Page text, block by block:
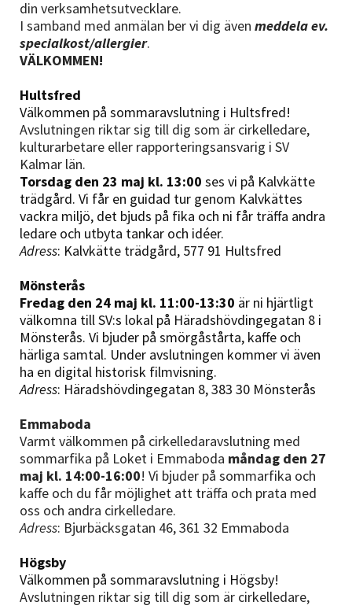
din verksamhetsutvecklare.
I samband med anmälan ber vi dig även meddela ev.
specialkost/allergier.
VÄLKOMMEN!
Hultsfred
Välkommen på sommaravslutning i Hultsfred!
Avslutningen riktar sig till dig som är cirkelledare,
kulturarbetare eller rapporteringsansvarig i SV
Kalmar län.
Torsdag den 23 maj kl. 13:00 ses vi på Kalvkätte
trädgård. Vi får en guidad tur genom Kalvkättes
vackra miljö, det bjuds på fika och ni får träffa andra
ledare och utbyta tankar och idéer.
Adress: Kalvkätte trädgård, 577 91 Hultsfred
Mönsterås
Fredag den 24 maj kl. 11:00-13:30 är ni hjärtligt
välkomna till SV:s lokal på Häradshövdingegatan 8 i
Mönsterås. Vi bjuder på smörgåstårta, kaffe och
härliga samtal. Under avslutningen kommer vi även
ha en digital historisk filmvisning.
Adress: Häradshövdingegatan 8, 383 30 Mönsterås
Emmaboda
Varmt välkommen på cirkelledaravslutning med
sommarfika på Loket i Emmaboda måndag den 27
maj kl. 14:00-16:00! Vi bjuder på sommarfika och
kaffe och du får möjlighet att träffa och prata med
oss och andra cirkelledare.
Adress: Bjurbäcksgatan 46, 361 32 Emmaboda
Högsby
Välkommen på sommaravslutning i Högsby!
Avslutningen riktar sig till dig som är cirkelledare,